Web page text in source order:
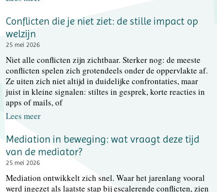
Conflicten die je niet ziet: de stille impact op
welzijn
25 mei 2026
Niet alle conflicten zijn zichtbaar. Sterker nog: de meeste
conflicten spelen zich grotendeels onder de oppervlakte af.
Ze uiten zich niet altijd in duidelijke confrontaties, maar
juist in kleine signalen: stiltes in gesprek, korte reacties in
apps of mails, of
Lees meer
Mediation in beweging: wat vraagt deze tijd
van de mediator?
25 mei 2026
Mediation ontwikkelt zich snel. Waar het jarenlang vooral
werd ingezet als laatste stap bij escalerende conflicten, zien